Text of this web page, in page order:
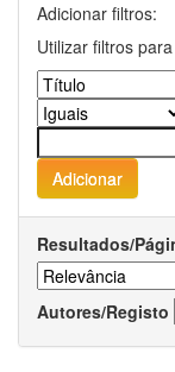
Adicionar filtros:
Utilizar filtros
Resultados/
Autores/Registo